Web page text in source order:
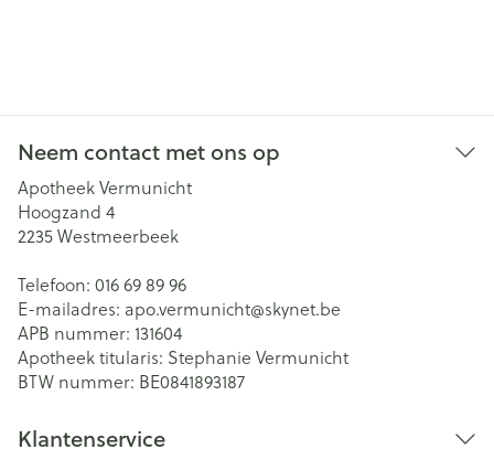
Neem contact met ons op
Apotheek Vermunicht
Hoogzand 4
2235Westmeerbeek
Telefoon: 016 69 89 96
E-mailadres: apo.vermunicht@skynet.be
APB nummer: 131604
Apotheek titularis: Stephanie Vermunicht
BTW nummer: BE0841893187
Klantenservice